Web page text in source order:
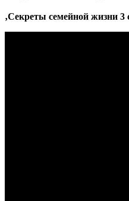
‚Секреты семейной жизни 3